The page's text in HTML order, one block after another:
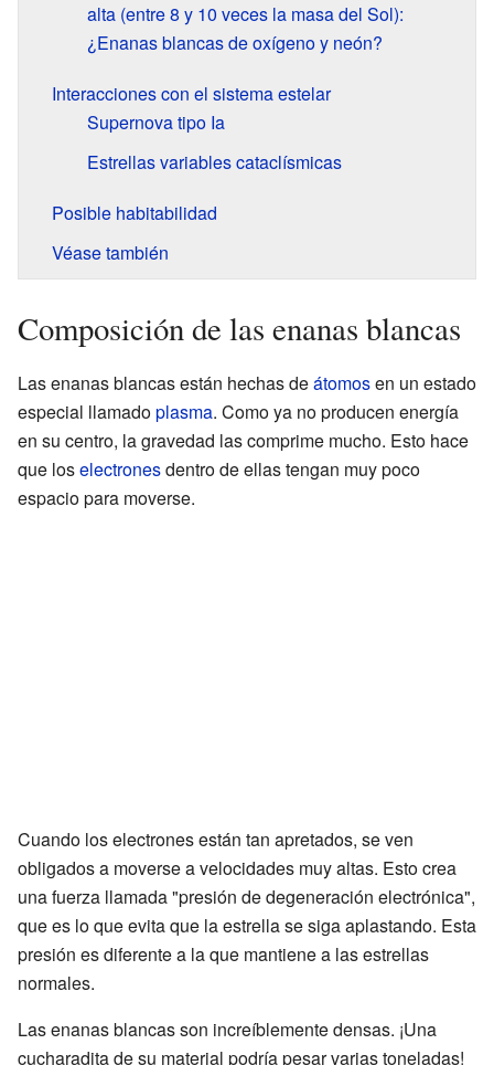
alta (entre 8 y 10 veces la masa del Sol):
¿Enanas blancas de oxígeno y neón?
Interacciones con el sistema estelar
Supernova tipo Ia
Estrellas variables cataclísmicas
Posible habitabilidad
Véase también
Composición de las enanas blancas
Las enanas blancas están hechas deátomosen un estado
especial llamadoplasma. Como ya no producen energía
en su centro, la gravedad las comprime mucho. Esto hace
que loselectronesdentro de ellas tengan muy poco
espacio para moverse.
Cuando los electrones están tan apretados, se ven
obligados a moverse a velocidades muy altas. Esto crea
una fuerza llamada "presión de degeneración electrónica",
que es lo que evita que la estrella se siga aplastando. Esta
presión es diferente a la que mantiene a las estrellas
normales.
Las enanas blancas son increíblemente densas. ¡Una
cucharadita de su material podría pesar varias toneladas!